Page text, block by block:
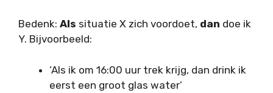
Bedenk: Als situatie X zich voordoet, dan doe ik
Y. Bijvoorbeeld:
‘Als ik om 16:00 uur trek krijg, dan drink ik
eerst een groot glas water’